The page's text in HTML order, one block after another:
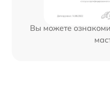
Вы можете